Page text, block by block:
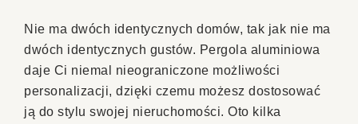
Nie ma dwóch identycznych domów, tak jak nie ma
dwóch identycznych gustów. Pergola aluminiowa
daje Ci niemal nieograniczone możliwości
personalizacji, dzięki czemu możesz dostosować
ją do stylu swojej nieruchomości. Oto kilka